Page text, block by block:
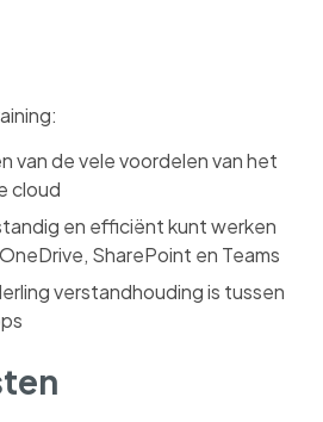
van de vele voordelen van het
cloud
en efficiënt kunt werken
SharePoint en Teams
verstandhouding is tussen